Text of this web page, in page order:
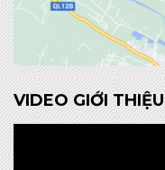
VIDEO GIỚI THIỆU